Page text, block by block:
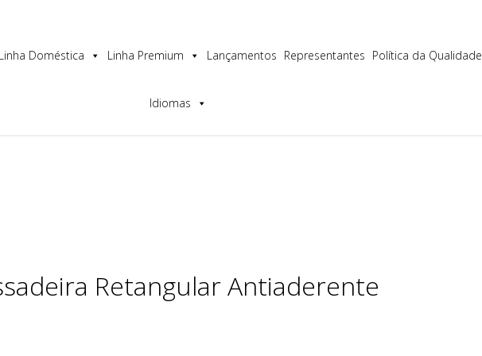
a melhor experiência no nosso site.
Linha Doméstica Linha Premium Lançamentos Representantes Política da Qualidade
Idiomas
Retangular Antiaderente